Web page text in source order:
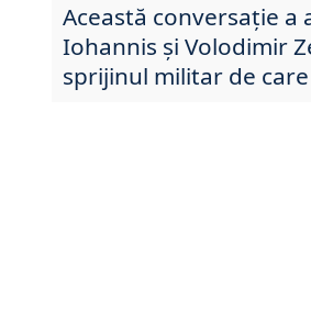
Această conversație a
Iohannis și Volodimir
sprijinul militar de